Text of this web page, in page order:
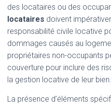
des locataires ou des
locataires doivent
responsabilité civile locative
dommages causés au
propriétaires non-occupants
couverture pour inclure des
la gestion locative de leur bien.
La présence d’éléments